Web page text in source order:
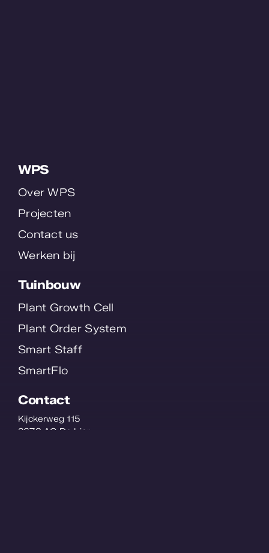
WPS
Over WPS
Projecten
Contact us
Werken bij
Tuinbouw
Plant Growth Cell
Plant Order System
Smart Staff
SmartFlo
Contact
Kijckerweg 115
2678 AC De Lier